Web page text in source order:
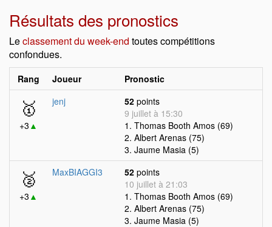
Résultats des pronostics
Leclassement du week-end toutes compétitions
confondues.
Rang Joueur Pronostic
🥇
+3 ▲
jenj 52 points
9 juillet à 15:30
1. Thomas Booth Amos (69)
2. Albert Arenas (75)
3. Jaume Masia (5)
🥈
+3 ▲
MaxBIAGGI3 52 points
10 juillet à 21:03
1. Thomas Booth Amos (69)
2. Albert Arenas (75)
3. Jaume Masia (5)